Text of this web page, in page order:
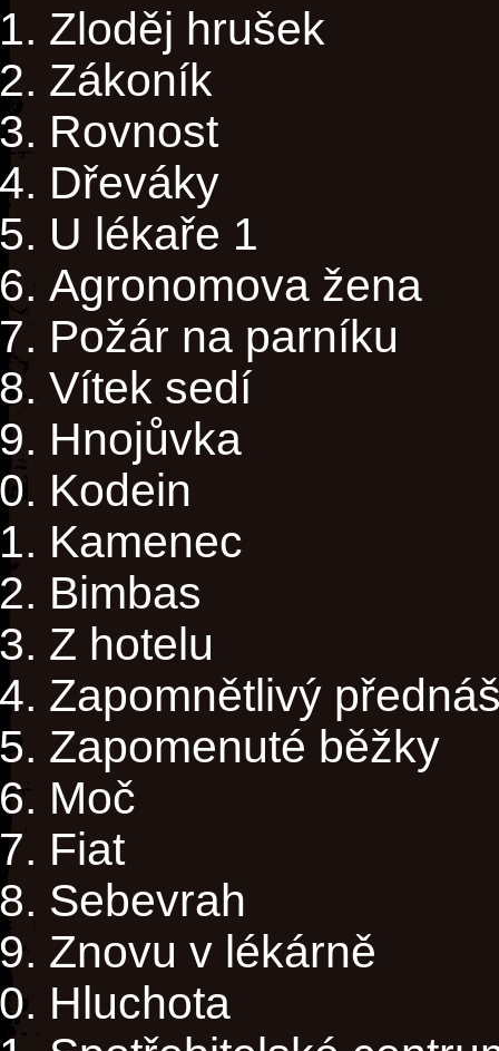
Zloděj hrušek
Zákoník
Rovnost
Dřeváky
U lékaře 1
Agronomova žena
Požár na parníku
Vítek sedí
Hnojůvka
Kodein
Kamenec
Bimbas
Z hotelu
Zapomnětlivý
Zapomenuté běžky
Moč
Fiat
Sebevrah
Znovu v lékárně
Hluchota